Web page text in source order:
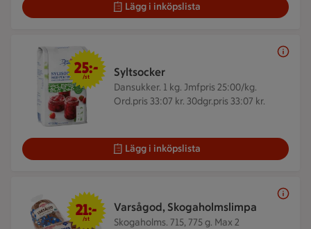
Lägg i inköpslista
Syltsocker
Dansukker. 1 kg. Jmfpris 25:00/kg.
Ord.pris 33:07 kr. 30dgr.pris 33:07 kr.
25 kr/st
25:-
/st
Lägg i inköpslista
Varsågod, Skogaholmslimpa
Skogaholms. 715, 775 g. Max 2
21 kr/st
21:-
/st